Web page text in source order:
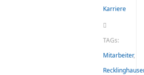
Karriere
TAGs:
Mitarbeiter,